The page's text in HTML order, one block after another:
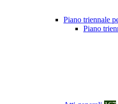
Piano triennale
Piano